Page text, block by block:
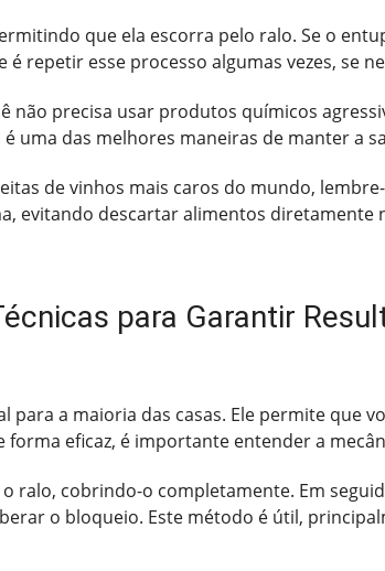
que ela escorra pelo ralo. Se o
repetir esse processo algumas vezes, se
não precisa usar produtos químicos
uma das melhores maneiras de manter a
de vinhos mais caros do mundo,
evitando descartar alimentos diretamente
para Garantir
a maioria das casas. Ele permite que
eficaz, é importante entender a
ralo, cobrindo-o completamente. Em
o bloqueio. Este método é útil,